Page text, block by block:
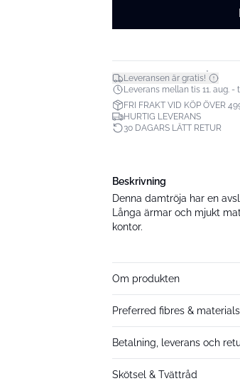
Leveransen är gratis!*
Leverans mellan tis 11. aug. -
FRI FRAKT VID KÖP ÖVER
HURTIG LEVERANS
30 DAGARS LÄTT RETUR
Beskrivning
Denna damtröja har en
Långa ärmar och mjukt
kontor.
Om produkten
Preferred fibres & materials
Betalning, leverans och
Skötsel & Tvättråd